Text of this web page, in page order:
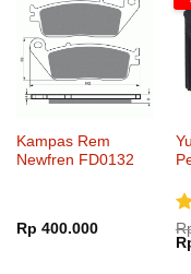
Kampas Rem
Newfren FD0132
Rp 400.000